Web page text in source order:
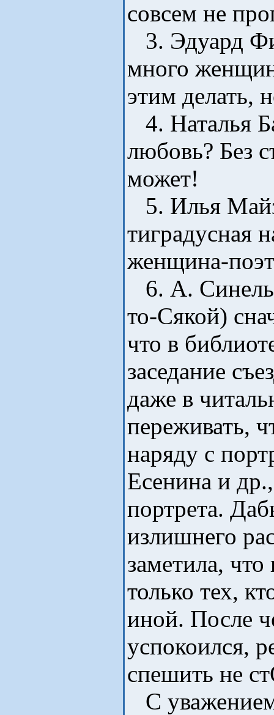
совсем не
3. Эдуард
много
этим делать,
4. Наталья
любовь? Без
может!
5. Илья
тиградусная
женщина-
6. А.
то-Сякой)
что в
заседание
даже в
переживать,
наряду с
Есенина и
портрета.
излишнего
заметила,
только тех,
иной. После
успокоился,
спешить не
С